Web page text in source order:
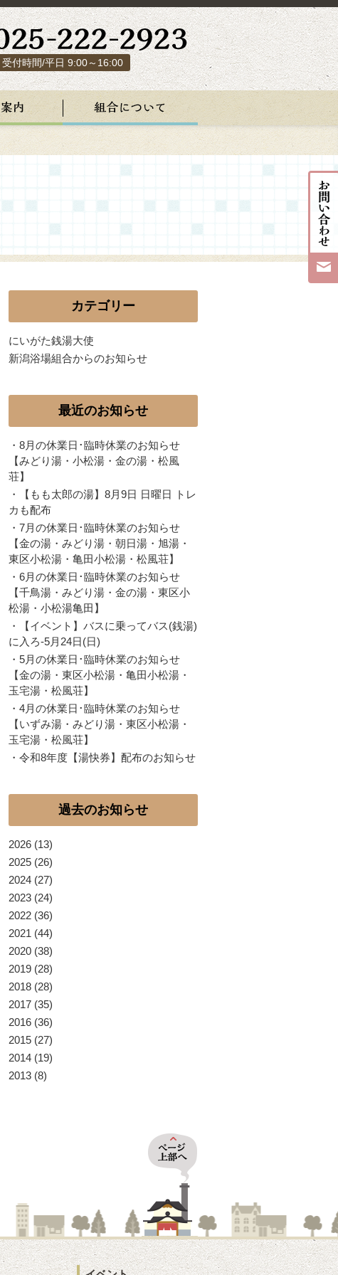
受付時間/平日 9:00～16:00
カテゴリー
にいがた銭湯大使
新潟浴場組合からのお知らせ
最近のお知らせ
・ 8月の休業日･臨時休業のお知らせ
【みどり湯・小松湯・金の湯・松風
荘】
・
【もも太郎の湯】8月9日 日曜日 トレ
カも配布
・ 7月の休業日･臨時休業のお知らせ
【金の湯・みどり湯・朝日湯・旭湯・
東区小松湯・亀田小松湯・松風荘】
・ 6月の休業日･臨時休業のお知らせ
【千鳥湯・みどり湯・金の湯・東区小
松湯・小松湯亀田】
・
【イベント】バスに乗ってバス(銭湯)
に入ろ-5月24日(日)
・ 5月の休業日･臨時休業のお知らせ
【金の湯・東区小松湯・亀田小松湯・
玉宅湯・松風荘】
・ 4月の休業日･臨時休業のお知らせ
【いずみ湯・みどり湯・東区小松湯・
玉宅湯・松風荘】
・ 令和8年度【湯快券】配布のお知らせ
過去のお知らせ
2026 (13)
2025 (26)
2024 (27)
2023 (24)
2022 (36)
2021 (44)
2020 (38)
2019 (28)
2018 (28)
2017 (35)
2016 (36)
2015 (27)
2014 (19)
2013 (8)